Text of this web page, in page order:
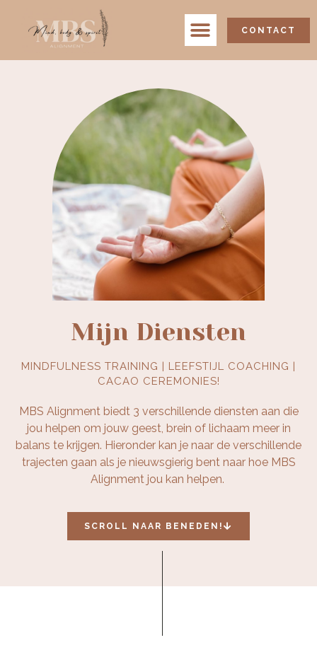
CONTACT
Mijn Diensten
MINDFULNESS TRAINING | LEEFSTIJL COACHING |
CACAO CEREMONIES!
MBS Alignment biedt 3 verschillende diensten aan die
jou helpen om jouw geest, brein of lichaam meer in
balans te krijgen. Hieronder kan je naar de verschillende
trajecten gaan als je nieuwsgierig bent naar hoe MBS
Alignment jou kan helpen.
SCROLL NAAR BENEDEN!